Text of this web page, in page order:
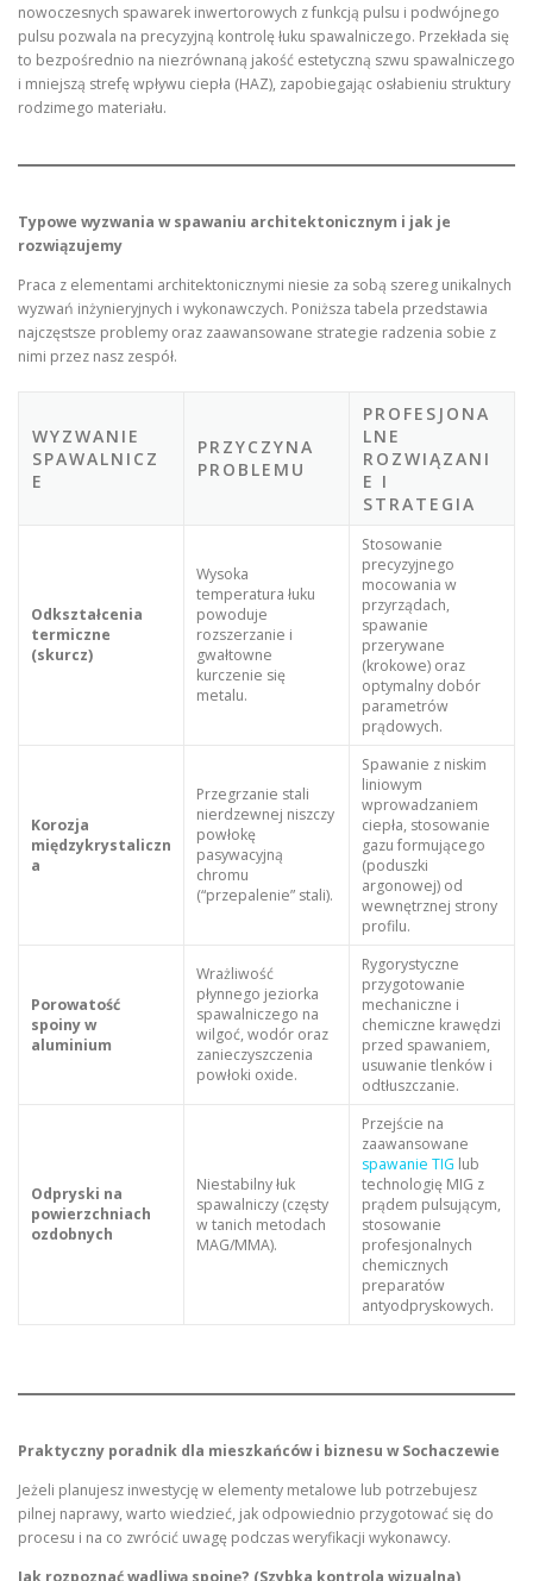
nowoczesnych spawarek inwertorowych z funkcją pulsu i podwójnego
pulsu pozwala na precyzyjną kontrolę łuku spawalniczego. Przekłada się
to bezpośrednio na niezrównaną jakość estetyczną szwu spawalniczego
i mniejszą strefę wpływu ciepła (HAZ), zapobiegając osłabieniu struktury
rodzimego materiału.
Typowe wyzwania w spawaniu architektonicznym i jak je
rozwiązujemy
Praca z elementami architektonicznymi niesie za sobą szereg unikalnych
wyzwań inżynieryjnych i wykonawczych. Poniższa tabela przedstawia
najczęstsze problemy oraz zaawansowane strategie radzenia sobie z
nimi przez nasz zespół.
WYZWANIE
SPAWALNICZ
E
PRZYCZYNA
PROBLEMU
PROFESJONA
LNE
ROZWIĄZANI
E I
STRATEGIA
Odkształcenia
termiczne
(skurcz)
Wysoka
temperatura łuku
powoduje
rozszerzanie i
gwałtowne
kurczenie się
metalu.
Stosowanie
precyzyjnego
mocowania w
przyrządach,
spawanie
przerywane
(krokowe) oraz
optymalny dobór
parametrów
prądowych.
Korozja
międzykrystaliczn
a
Przegrzanie stali
nierdzewnej niszczy
powłokę
pasywacyjną
chromu
(“przepalenie” stali).
Spawanie z niskim
liniowym
wprowadzaniem
ciepła, stosowanie
gazu formującego
(poduszki
argonowej) od
wewnętrznej strony
profilu.
Porowatość
spoiny w
aluminium
Wrażliwość
płynnego jeziorka
spawalniczego na
wilgoć, wodór oraz
zanieczyszczenia
powłoki oxide.
Rygorystyczne
przygotowanie
mechaniczne i
chemiczne krawędzi
przed spawaniem,
usuwanie tlenków i
odtłuszczanie.
Odpryski na
powierzchniach
ozdobnych
Niestabilny łuk
spawalniczy (częsty
w tanich metodach
MAG/MMA).
Przejście na
zaawansowane
spawanie TIG lub
technologię MIG z
prądem pulsującym,
stosowanie
profesjonalnych
chemicznych
preparatów
antyodpryskowych.
Praktyczny poradnik dla mieszkańców i biznesu w Sochaczewie
Jeżeli planujesz inwestycję w elementy metalowe lub potrzebujesz
pilnej naprawy, warto wiedzieć, jak odpowiednio przygotować się do
procesu i na co zwrócić uwagę podczas weryfikacji wykonawcy.